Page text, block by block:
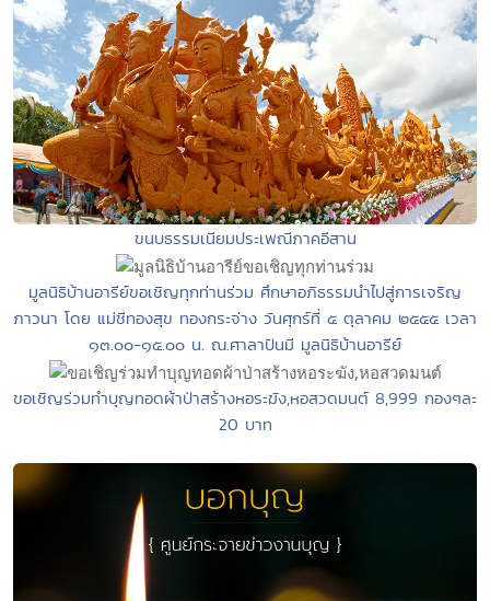
ขนบธรรมเนียมประเพณีภาคอีสาน
มูลนิธิบ้านอารีย์ขอเชิญทุกท่านร่วม ศึกษาอภิธรรมนำไปสู่การเจริญ
ภาวนา โดย แม่ชีทองสุข ทองกระจ่าง วันศุกร์ที่ ๕ ตุลาคม ๒๕๕๕ เวลา
๑๓.๐๐-๑๕.๐๐ น. ณ.ศาลาปันมี มูลนิธิบ้านอารีย์
ขอเชิญร่วมทำบุญทอดผ้าป่าสร้างหอระฆัง,หอสวดมนต์ 8,999 กองๆละ
20 บาท